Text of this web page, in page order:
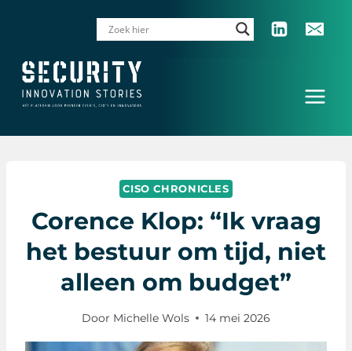
CISO CHRONICLES
Corence Klop: “Ik vraag
het bestuur om tijd, niet
alleen om budget”
Door Michelle Wols 14 mei 2026